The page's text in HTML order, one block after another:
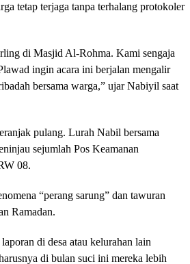
tetap terjaga tanpa terhalang protokoler
di Masjid Al-Rohma. Kami sengaja
ingin acara ini berjalan mengalir
bersama warga,” ujar Nabiyil saat
pulang. Lurah Nabil bersama
sejumlah Pos Keamanan
08.
“perang sarung” dan tawuran
Ramadan.
di desa atau kelurahan lain
di bulan suci ini mereka lebih